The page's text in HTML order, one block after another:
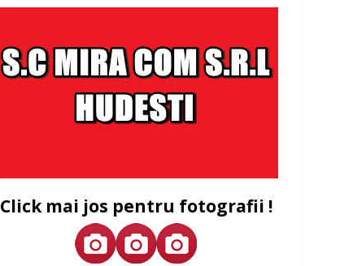
Click mai jos pentru fotografii !